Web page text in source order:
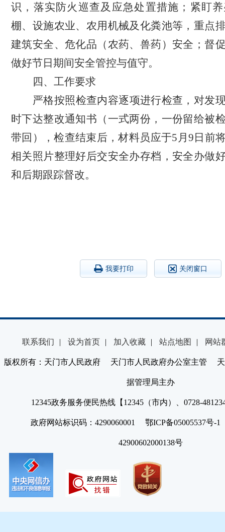
识，落实防火巡查及应急处置措施；紧盯
棚、设施农业、农用机械及化粪池等，重点
建筑安全、危化品（农药、兽药）安全；督
做好节日期间安全管控与值守。
四、工作要求
严格按照检查内容逐项进行检查，对发
时下达整改通知书（一式两份，一份留给被
带回），检查结束后，材料员应于5月9日前
相关照片整理好后交安全办存档，安全办做
和后期跟踪督改。
我要打印 关闭窗口
联系我们 | 设为首页 | 加入收藏 | 站点地图 | 网站
版权所有：天门市人民政府 天门市人民政府办公室主管 天
据管理局主办
12345政务服务便民热线【12345（市内）、0728-
政府网站标识码：4290060001 鄂ICP备05005537号
42900602000138号